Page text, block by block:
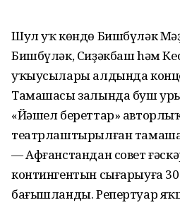
Шул уҡ көндө Бишбүләк
Бишбүләк, Сиҙәкбаш hәм
уҡыусылары алдында
Тамашасы залында буш
«Йәшел береттар»
театрлаштырылған
— Афғанстандан совет
контингентын сығарыуға
бағышланды. Репертуар